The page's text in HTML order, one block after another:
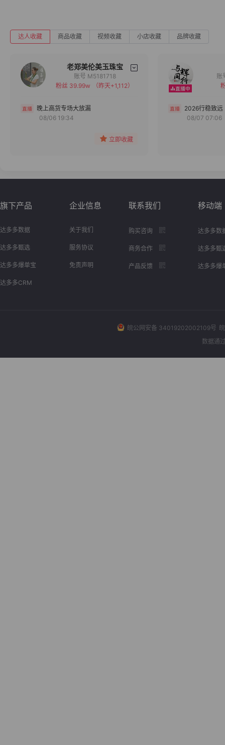
达人收藏 商品收藏 视频收藏 小店收藏 品牌收藏
老郑美伦美玉珠宝
备注
分组
账号 M5181718
粉丝 39.99w
（昨天+1,112）
晚上高货专场大放漏
08/06 19:34
立即收藏
2026行稳致远
08/07 07:06
旗下产品
达多多数据
达多多甄选
达多多爆单宝
达多多CRM
企业信息
关于我们
服务协议
免责声明
联系我们
购买咨询
商务合作
产品反馈
移动端
达多多数
达多多甄
达多多爆
皖公网安备 34019202002109号
数据通